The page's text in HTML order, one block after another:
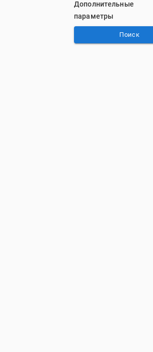
Дополнительные
параметры
Поиск